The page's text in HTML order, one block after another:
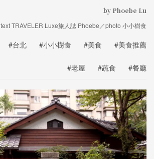
by Phoebe Lu
text TRAVELER Luxe旅人誌 Phoebe／photo 小小樹食
#台北 #小小樹食 #美食 #美食推薦
#老屋 #蔬食 #餐廳